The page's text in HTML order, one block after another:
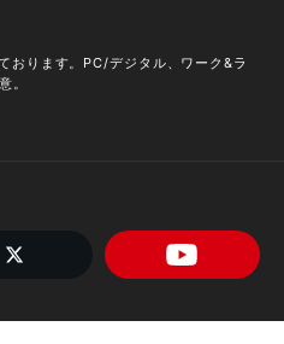
おります。PC/デジタル、ワーク&ラ
。